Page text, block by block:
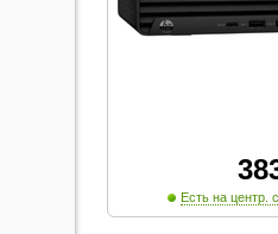
Есть на центр.